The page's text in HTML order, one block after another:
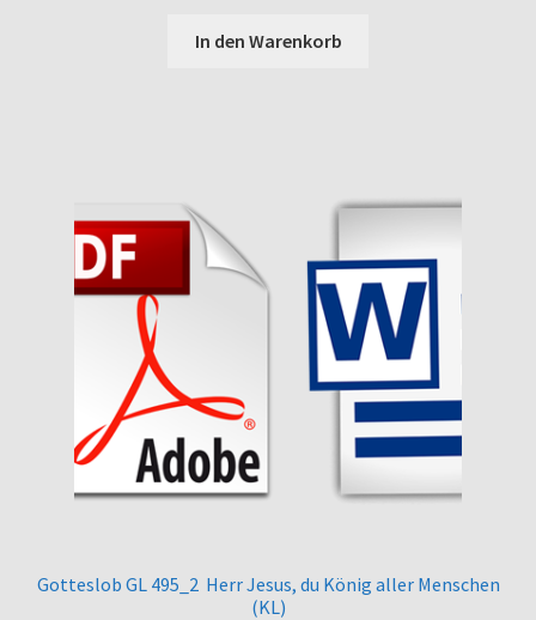
In den Warenkorb
Gotteslob GL 495_2 Herr Jesus, du König aller Menschen
(KL)